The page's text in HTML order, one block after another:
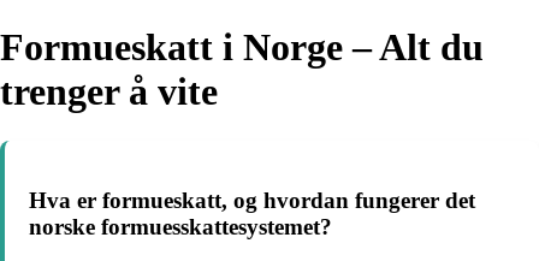
Formueskatt i Norge – Alt du
trenger å vite
Hva er formueskatt, og hvordan fungerer det
norske formuesskattesystemet?